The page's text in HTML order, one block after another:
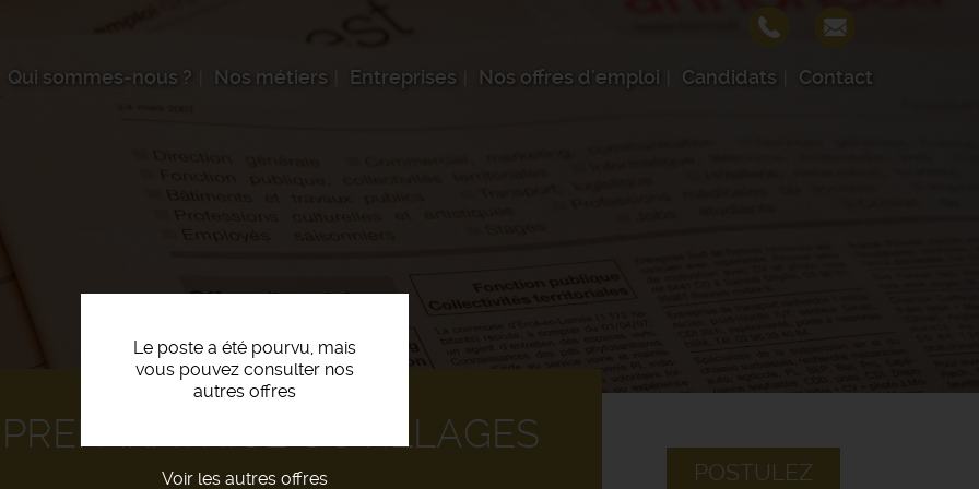
Qui sommes-nous ? Nos métiers Entreprises Nos offres d'emploi Candidats Contact
Le poste a été pourvu, mais
vous pouvez consulter nos
autres offres
Voir les autres offres POSTULEZ
OUTILLAGES